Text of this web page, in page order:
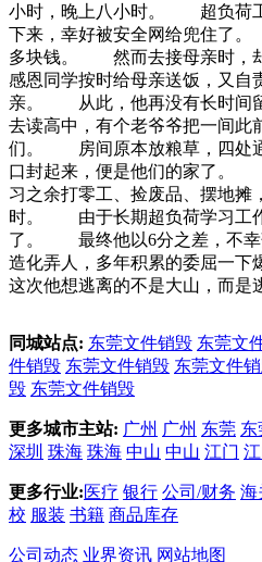
小时，晚上八小时。 超负荷
下来，幸好被安全网给兜住
多块钱。 然而去接母亲时，
感恩同学按时给母亲送饭，又自
亲。 从此，他再没有长时
去读高中，有个老爷爷把一间此
们。 房间原本放粮草，四处
口封起来，便是他们的家了。
习之余打零工、捡废品、摆地摊
时。 由于长期超负荷学习工
了。 最终他以6分之差，
造化弄人，多年积累的委屈一
这次他想逃离的不是大山，而是
同城站点: 东莞文件销毁 东莞文
件销毁 东莞文件销毁 东莞文件
毁 东莞文件销毁
更多城市主站: 广州 广州 东莞 东
深圳 珠海 珠海 中山 中山 江门
更多行业: 医疗 银行 公司/财务 海
校 服装 书籍 商品库存
公司动态 业界资讯 网站地图